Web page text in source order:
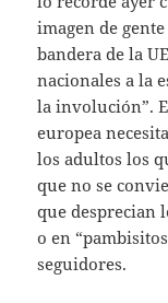
imagen de
bandera de la
nacionales a la
la involución”.
europea
los adultos los
que no se
que desprecian
o en
seguidores.